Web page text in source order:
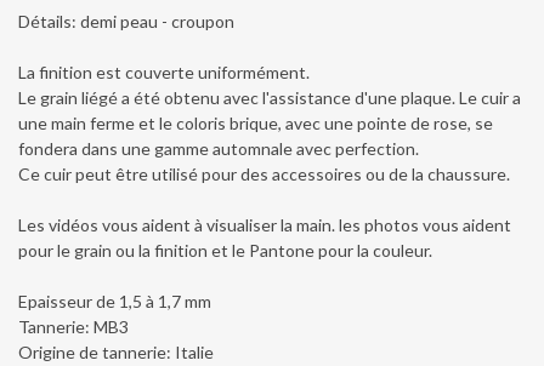
Détails: demi peau - croupon
La finition est couverte uniformément.
Le grain liégé a été obtenu avec l'assistance d'une plaque. Le cuir a
une main ferme et le coloris brique, avec une pointe de rose, se
fondera dans une gamme automnale avec perfection.
Ce cuir peut être utilisé pour des accessoires ou de la chaussure.
Les vidéos vous aident à visualiser la main. les photos vous aident
pour le grain ou la finition et le Pantone pour la couleur.
Epaisseur de 1,5 à 1,7 mm
Tannerie: MB3
Origine de tannerie: Italie